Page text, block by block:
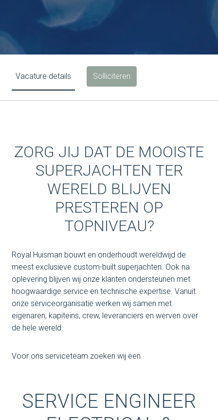
Vacature details Solliciteren
ZORG JIJ DAT DE MOOISTE
SUPERJACHTEN TER
WERELD BLIJVEN
PRESTEREN OP
TOPNIVEAU?
Royal Huisman bouwt en onderhoudt wereldwijd de
meest exclusieve custom-built superjachten. Ook na
oplevering blijven wij onze klanten ondersteunen met
hoogwaardige service en technische expertise. Vanuit
onze serviceorganisatie werken wij samen met
eigenaren, kapiteins, crew, leveranciers en werven over
de hele wereld.
Voor ons serviceteam zoeken wij een
SERVICE ENGINEER